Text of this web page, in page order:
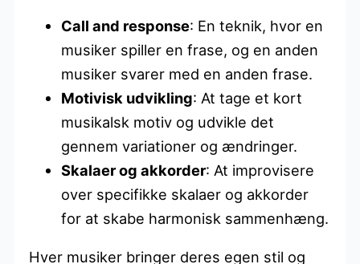
Call and response: En teknik, hvor en
musiker spiller en frase, og en anden
musiker svarer med en anden frase.
Motivisk udvikling: At tage et kort
musikalsk motiv og udvikle det
gennem variationer og ændringer.
Skalaer og akkorder: At improvisere
over specifikke skalaer og akkorder
for at skabe harmonisk sammenhæng.
Hver musiker bringer deres egen stil og